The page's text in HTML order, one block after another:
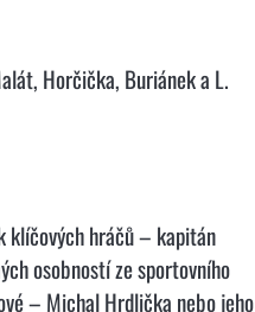
Horčička, Buriánek a L.
klíčových hráčů – kapitán
osobností ze sportovního
– Michal Hrdlička nebo jeho